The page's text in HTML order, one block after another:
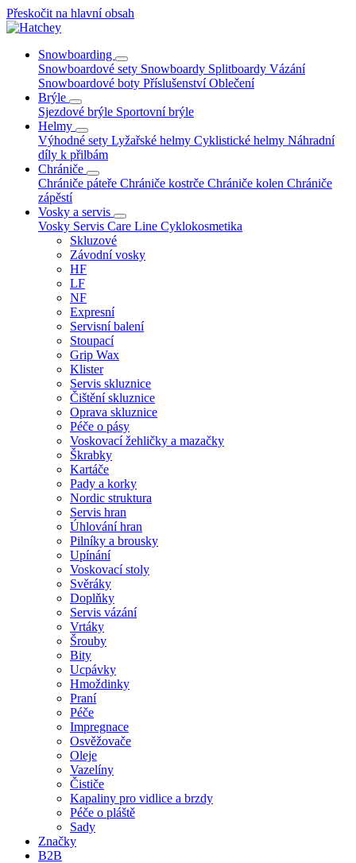
Přeskočit na hlavní obsah
Snowboarding
Snowboardové sety Snowboardy Splitboardy Vázání
Snowboardové boty PříslušenstvíOblečení
Brýle
Sjezdové brýle Sportovní brýle
Helmy
Výhodné sety Lyžařské helmy Cyklistické helmy Náhradní
díly k přilbám
Chrániče
Chrániče páteře Chrániče kostrče Chrániče kolen Chrániče
zápěstí
Vosky a servis
Vosky Servis Care Line Cyklokosmetika
Skluzové
Závodní vosky
HF
LF
NF
Expresní
Servisní balení
Stoupací
Grip Wax
Klister
Servis skluznice
Čištění skluznice
Oprava skluznice
Péče o pásy
Voskovací žehličky a mazačky
Škrabky
Kartáče
Pady a korky
Nordic struktura
Servis hran
Úhlování hran
Pilníky a brousky
Upínání
Voskovací stoly
Svěráky
Doplňky
Servis vázání
Vrtáky
Šrouby
Bity
Ucpávky
Hmoždinky
Praní
Péče
Impregnace
Osvěžovače
Oleje
Vazelíny
Čističe
Kapaliny pro vidlice a brzdy
Péče o pláště
Sady
Značky
B2B